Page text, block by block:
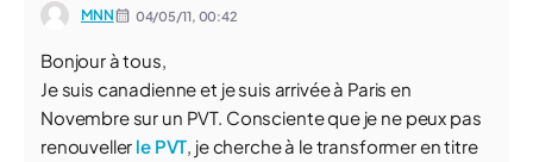
MNN 04/05/11, 00:42
Bonjour à tous,
Je suis canadienne et je suis arrivée à Paris en
Novembre sur un PVT. Consciente que je ne peux pas
renouveller le PVT, je cherche à le transformer en titre